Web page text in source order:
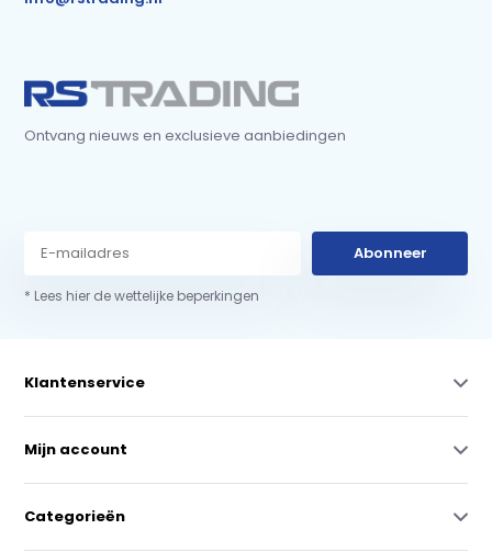
Ontvang nieuws en exclusieve aanbiedingen
Abonneer
* Lees hier de wettelijke beperkingen
Klantenservice
Mijn account
Categorieën